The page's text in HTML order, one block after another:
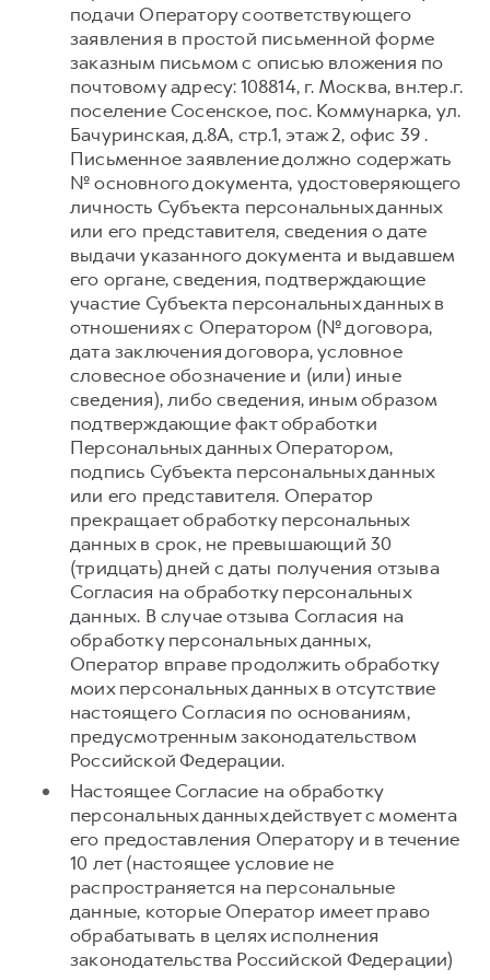
подачи Оператору соответствующего
заявления в простой письменной форме
заказным письмом с описью вложения по
почтовому адресу: 108814, г. Москва, вн.тер.г.
поселение Сосенское, пос. Коммунарка, ул.
Бачуринская, д.8А, стр.1, этаж 2, офис 39 .
Письменное заявление должно содержать
№ основного документа, удостоверяющего
личность Субъекта персональных данных
или его представителя, сведения о дате
выдачи указанного документа и выдавшем
его органе, сведения, подтверждающие
участие Субъекта персональных данных в
отношениях с Оператором (№ договора,
дата заключения договора, условное
словесное обозначение и (или) иные
сведения), либо сведения, иным образом
подтверждающие факт обработки
Персональных данных Оператором,
подпись Субъекта персональных данных
или его представителя. Оператор
прекращает обработку персональных
данных в срок, не превышающий 30
(тридцать) дней с даты получения отзыва
Согласия на обработку персональных
данных. В случае отзыва Согласия на
обработку персональных данных,
Оператор вправе продолжить обработку
моих персональных данных в отсутствие
настоящего Согласия по основаниям,
предусмотренным законодательством
Российской Федерации.
Настоящее Согласие на обработку
персональных данных действует с момента
его предоставления Оператору и в течение
10 лет (настоящее условие не
распространяется на персональные
данные, которые Оператор имеет право
обрабатывать в целях исполнения
законодательства Российской Федерации)